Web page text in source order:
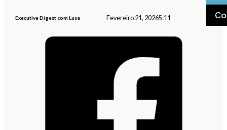
Executive Digest com Lusa Fevereiro 21, 20265:11